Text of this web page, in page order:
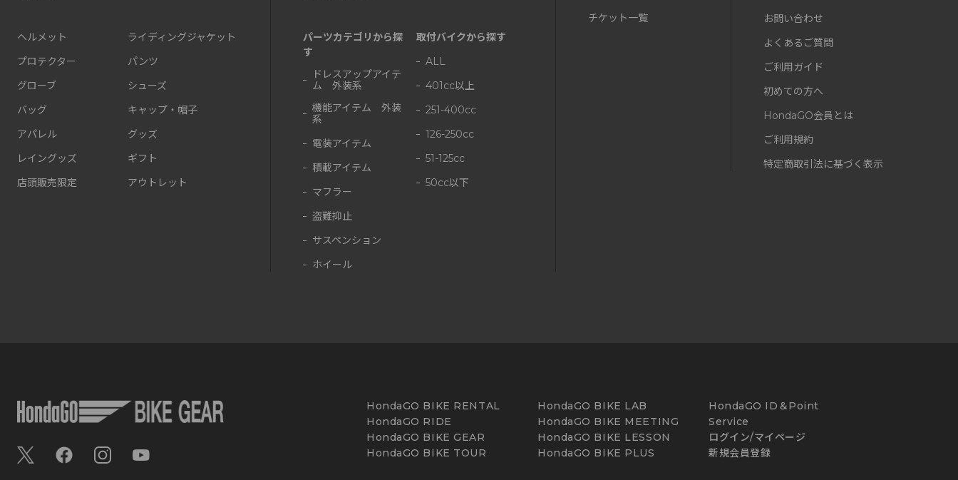
ヘルメット
ライディングジャケット
プロテクター
パンツ
グローブ
シューズ
バッグ
キャップ・帽子
アパレル
グッズ
レイングッズ
ギフト
店頭販売限定
アウトレット
パーツカテゴリから探
す
ドレスアップアイテ
ム 外装系
機能アイテム 外装
系
電装アイテム
積載アイテム
マフラー
盗難抑止
サスペンション
ホイール
取付バイクから探す
ALL
401cc以上
251-400cc
126-250cc
51-125cc
50cc以下
チケット一覧
お問い合わせ
よくあるご質問
ご利用ガイド
初めての方へ
HondaGO会員とは
ご利用規約
特定商取引法に基づく表示
HondaGO BIKE RENTAL
HondaGO RIDE
HondaGO BIKE GEAR
HondaGO BIKE TOUR
HondaGO BIKE LAB
HondaGO BIKE MEETING
HondaGO BIKE LESSON
HondaGO BIKE PLUS
HondaGO ID＆Point
Service
ログイン/マイページ
新規会員登録